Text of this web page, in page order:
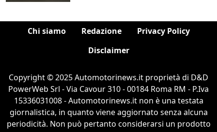
Chi siamo Redazione
Privacy Policy
Disclaimer
Copyright © 2025 Automotorinews.it proprietà di D&D
PowerWeb Srl - Via Cavour 310 - 00184 Roma RM - P.Iva
15336031008 - Automotorinews.it non è una testata
giornalistica, in quanto viene aggiornato senza alcuna
periodicità. Non può pertanto considerarsi un prodotto